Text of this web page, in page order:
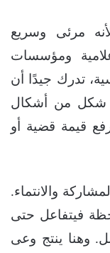
مرئى وسريع
ومؤسسات
تدرك جيدًا أن
شكل من أشكال
قيمة قضية أو
والانتماء.
فيتفاعل حتى
وهنا ينتج وعى